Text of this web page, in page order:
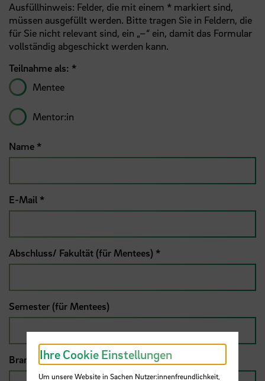
Ausfüllhinweis: Felder, die mit einem * markiert sind,
müssen ausgefüllt werden. Bitte tragen Sie in Feldern, die
für Sie nicht relevant sind, ein „–“ ein, damit das Formular
vollständig abgeschickt werden kann.
Teilnahme als: *
Mentee
Mentor:in
Name *
E-Mail *
Abschluss/ Fakultät (für Mentees) *
Semester (für Mentees)
Branche (für Mentor:innen)*
Ihre Cookie Einstellungen
Um unsere Website in Sachen Nutzer:innenfreundlichkeit,